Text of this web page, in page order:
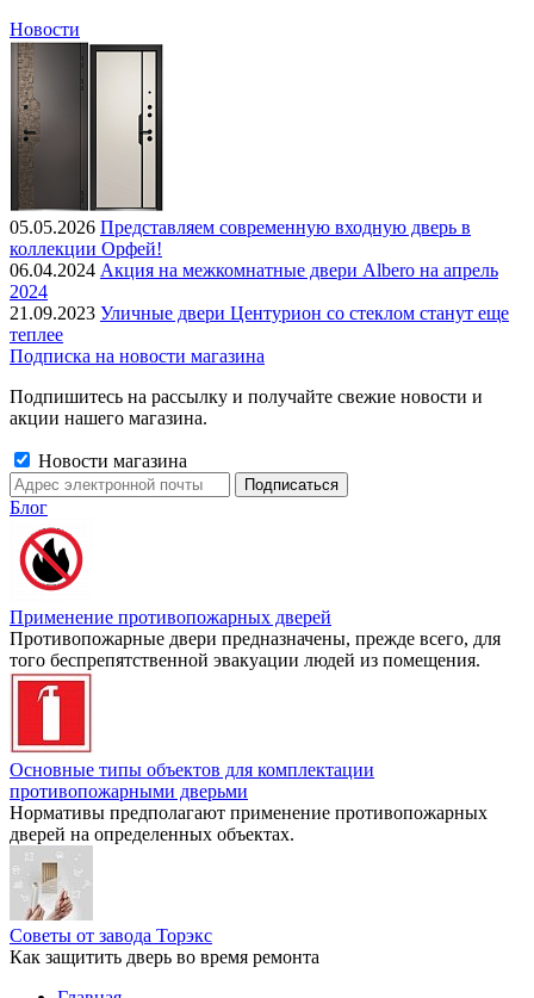
Новости
05.05.2026 Представляем современную входную дверь в
коллекции Орфей!
06.04.2024 Акция на межкомнатные двери Albero на апрель
2024
21.09.2023 Уличные двери Центурион со стеклом станут еще
теплее
Подписка на новости магазина
Подпишитесь на рассылку и получайте свежие новости и
акции нашего магазина.
Новости магазина
Блог
Применение противопожарных дверей
Противопожарные двери предназначены, прежде всего, для
того беспрепятственной эвакуации людей из помещения.
Основные типы объектов для комплектации
противопожарными дверьми
Нормативы предполагают применение противопожарных
дверей на определенных объектах.
Советы от завода Торэкс
Как защитить дверь во время ремонта